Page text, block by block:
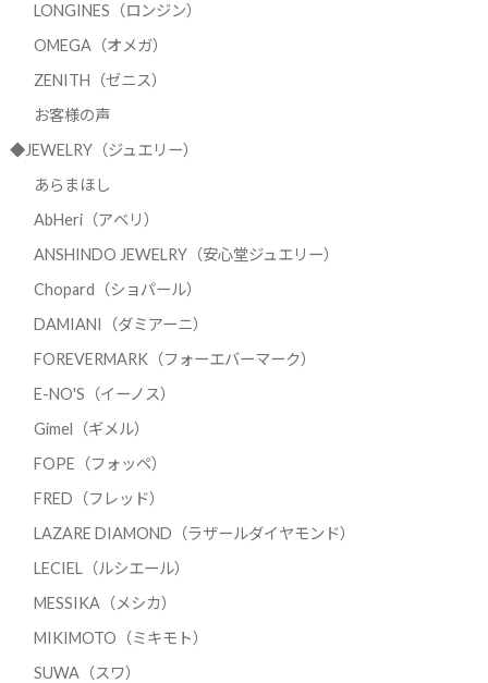
LONGINES（ロンジン）
OMEGA（オメガ）
ZENITH（ゼニス）
お客様の声
◆JEWELRY（ジュエリー）
あらまほし
AbHeri（アベリ）
ANSHINDO JEWELRY（安心堂ジュエリー）
Chopard（ショパール）
DAMIANI（ダミアーニ）
FOREVERMARK（フォーエバーマーク）
E-NO'S（イーノス）
Gimel（ギメル）
FOPE（フォッペ）
FRED（フレッド）
LAZARE DIAMOND（ラザールダイヤモンド）
LECIEL（ルシエール）
MESSIKA（メシカ）
MIKIMOTO（ミキモト）
SUWA（スワ）